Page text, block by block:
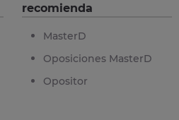
recomienda
MasterD
Oposiciones MasterD
Opositor